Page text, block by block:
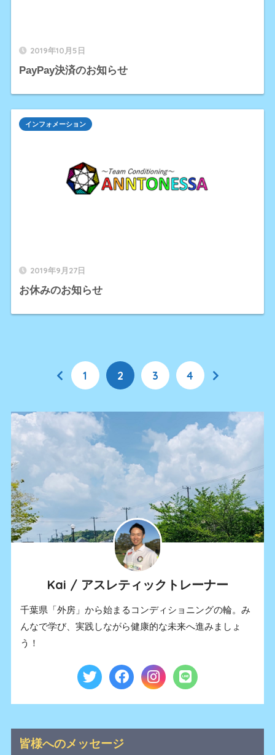
2019年10月5日
PayPay決済のお知らせ
2019年9月27日
お休みのお知らせ
インフォメーション
1 2 3 4
Kai / アスレティックトレーナー
千葉県「外房」から始まるコンディショニングの輪。み
んなで学び、実践しながら健康的な未来へ進みましょ
う！
皆様へのメッセージ